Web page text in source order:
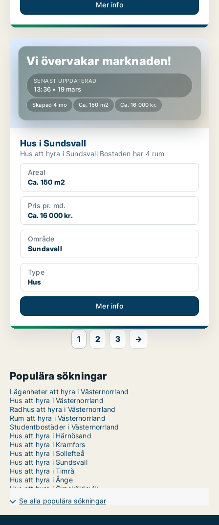
Mer info
Hus i Sundsvall
Vi övervakar marknaden!
SENAST UPPDATERAD
13:36 • 19 mars
Skapad 4 mo Ca. 150 m2 Ca. 16 000 kr.
Hus i Sundsvall
Hus att hyra i Sundsvall Bostaden har 4 rum
Areal
Ca. 150 m2
Pris pr. md.
Ca. 16 000 kr.
Område
Sundsvall
Type
Hus
Mer info
1 2 3 →
Populära sökningar
Lägenheter att hyra i Västernorrland
Hus att hyra i Västernorrland
Radhus att hyra i Västernorrland
Rum att hyra i Västernorrland
Studentbostäder i Västernorrland
Hus att hyra i Härnösand
Hus att hyra i Kramfors
Hus att hyra i Sollefteå
Hus att hyra i Sundsvall
Hus att hyra i Timrå
Hus att hyra i Ånge
Hus att hyra i Örnsköldsvik
Se alla populära sökningar